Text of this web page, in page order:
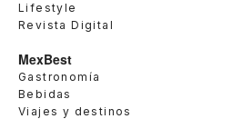
Lifestyle
Revista Digital
MexBest
Gastronomía
Bebidas
Viajes y destinos